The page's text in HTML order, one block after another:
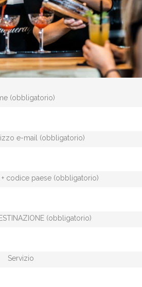
(obbligatorio)
e-mail (obbligatorio)
codice paese (obbligatorio)
(obbligatorio)
Servizio